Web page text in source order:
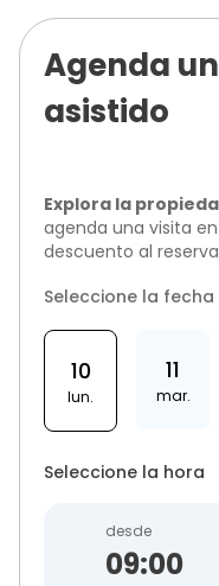
Agenda
asistido
Explora la
agenda una visita
descuento al
Seleccione la fecha
10
lun.
11
mar.
Seleccione la hora
desde